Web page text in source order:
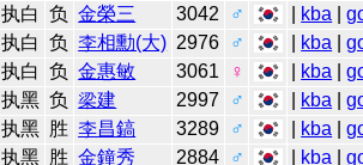
执白 负 金榮三 3042 ♂ kba |
执白 负 李相勳(大) 2976 ♂ kba |
执白 负 金惠敏 3061 ♀ kba |
执黑 负 梁建 2997 ♂ kba |
执黑 胜 李昌鎬 3289 ♂ kba |
执黑 胜 金鐘秀 2884 ♂ kba |